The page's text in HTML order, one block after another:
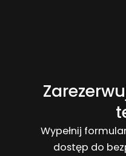
Wypełnij
dostęp do